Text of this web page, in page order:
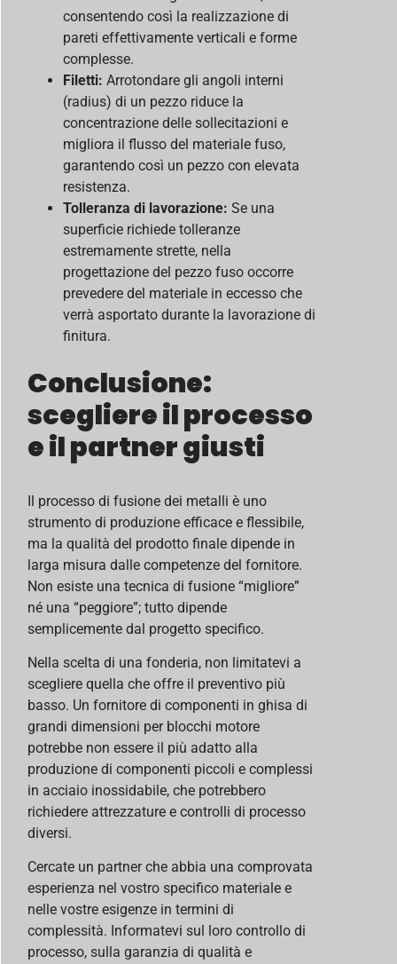
consentendo così la realizzazione di
pareti effettivamente verticali e forme
complesse.
Filetti: Arrotondare gli angoli interni
(radius) di un pezzo riduce la
concentrazione delle sollecitazioni e
migliora il flusso del materiale fuso,
garantendo così un pezzo con elevata
resistenza.
Tolleranza di lavorazione: Se una
superficie richiede tolleranze
estremamente strette, nella
progettazione del pezzo fuso occorre
prevedere del materiale in eccesso che
verrà asportato durante la lavorazione di
finitura.
Conclusione:
scegliere il processo
e il partner giusti
Il processo di fusione dei metalli è uno
strumento di produzione efficace e flessibile,
ma la qualità del prodotto finale dipende in
larga misura dalle competenze del fornitore.
Non esiste una tecnica di fusione “migliore”
né una “peggiore”; tutto dipende
semplicemente dal progetto specifico.
Nella scelta di una fonderia, non limitatevi a
scegliere quella che offre il preventivo più
basso. Un fornitore di componenti in ghisa di
grandi dimensioni per blocchi motore
potrebbe non essere il più adatto alla
produzione di componenti piccoli e complessi
in acciaio inossidabile, che potrebbero
richiedere attrezzature e controlli di processo
diversi.
Cercate un partner che abbia una comprovata
esperienza nel vostro specifico materiale e
nelle vostre esigenze in termini di
complessità. Informatevi sul loro controllo di
processo, sulla garanzia di qualità e